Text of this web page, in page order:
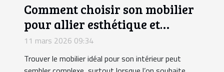
Comment choisir son mobilier
pour allier esthétique et
durabilité?
11 mars 2026 09:34
Trouver le mobilier idéal pour son intérieur peut